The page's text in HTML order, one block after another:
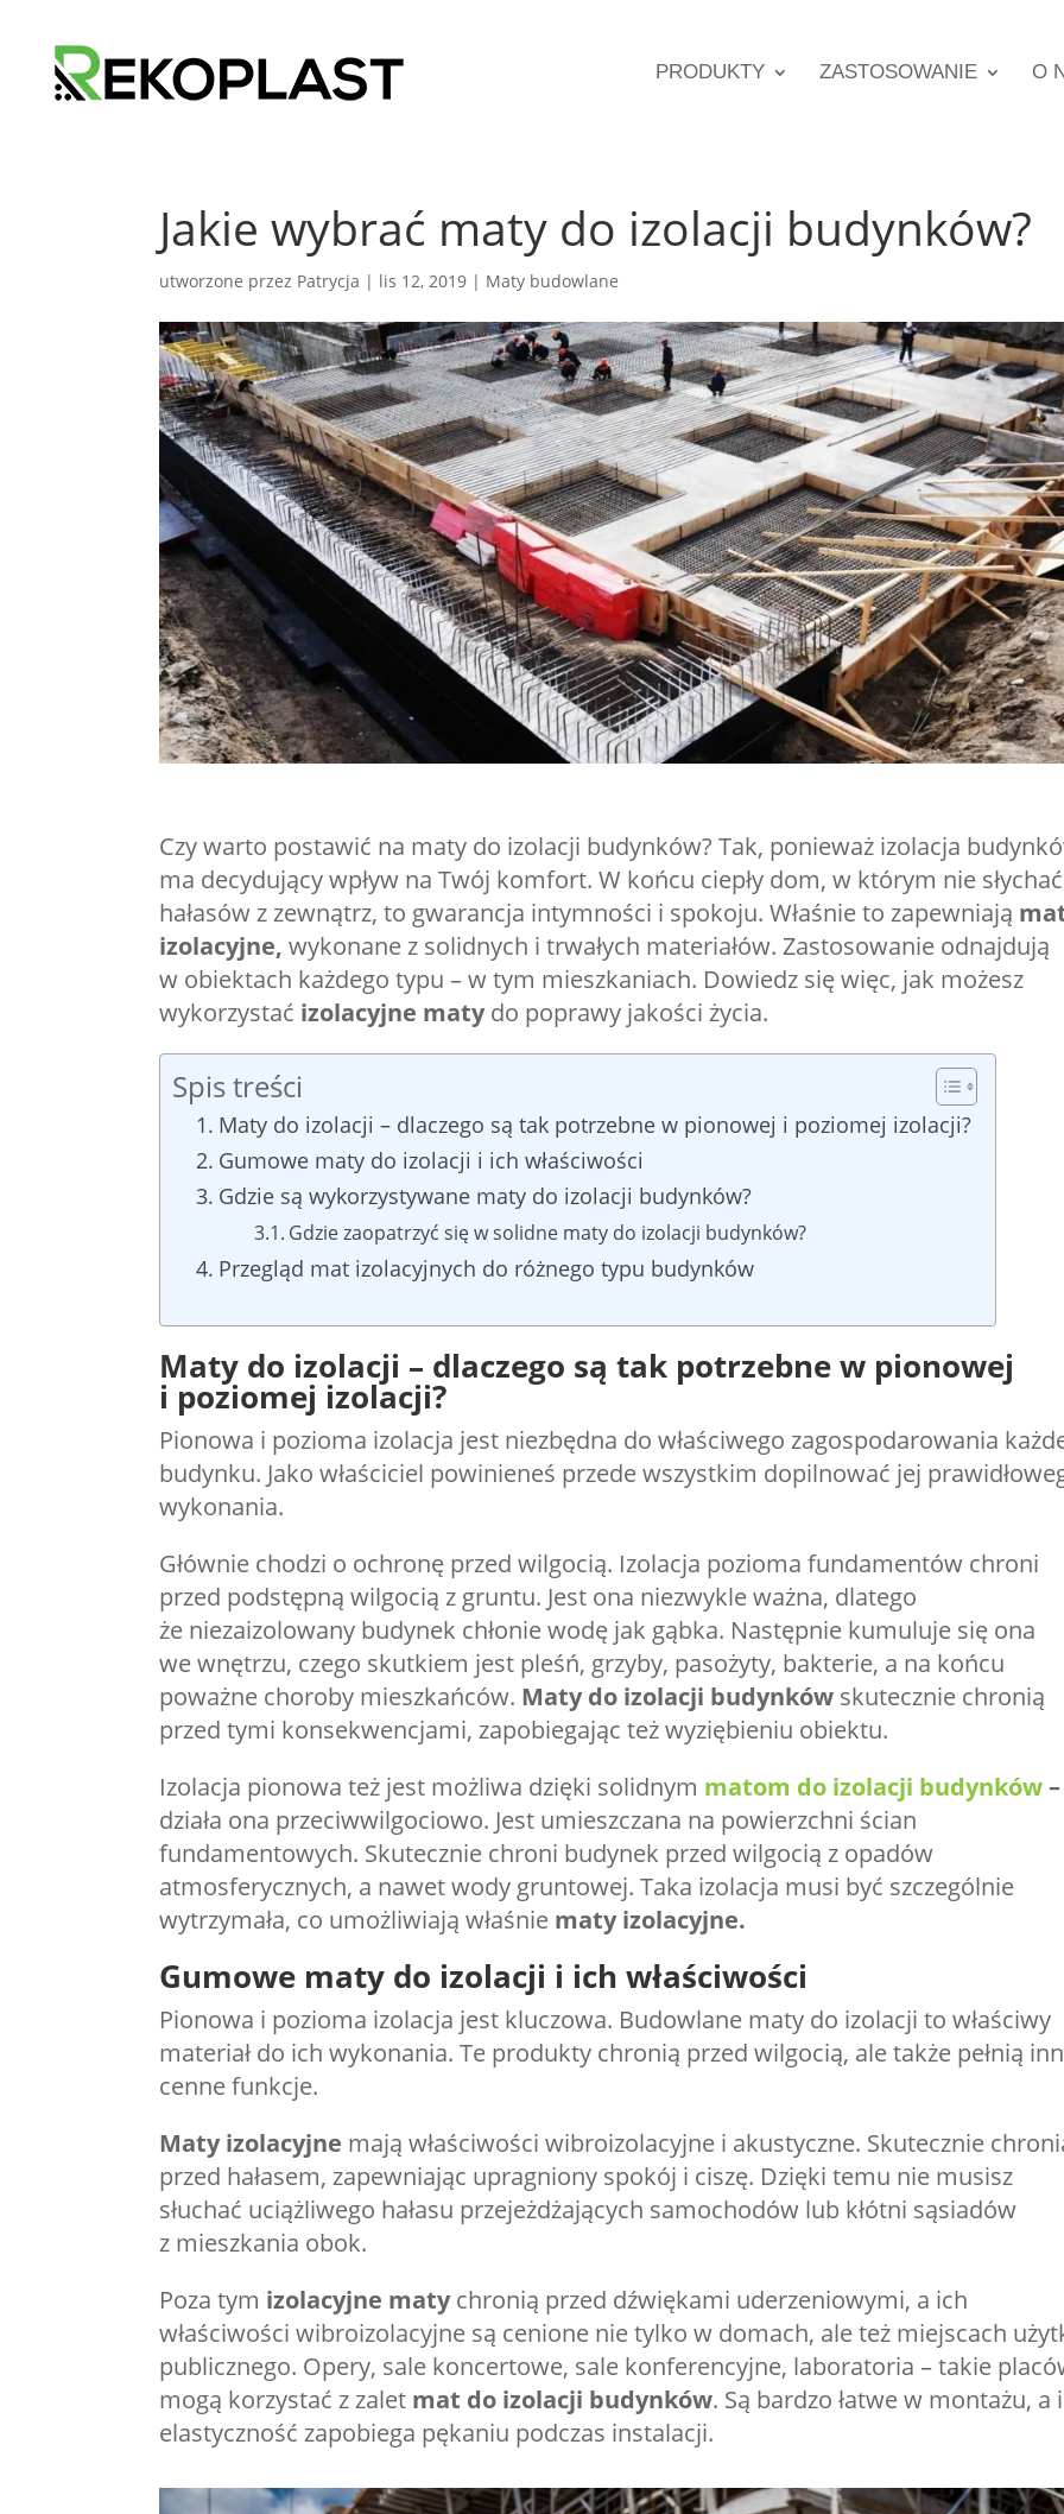
PRODUKTY ZASTOSOWANIE O
Jakie wybrać maty do izolacji budynków?
utworzone przez Patrycja | lis 12, 2019 | Maty budowlane
Czy warto postawić na maty do izolacji budynków? Tak, ponieważ izolacja
ma decydujący wpływ na Twój komfort. W końcu ciepły dom, w którym nie słychać
hałasów z zewnątrz, to gwarancja intymności i spokoju. Właśnie to zapewniają
izolacyjne,wykonane z solidnych i trwałych materiałów. Zastosowanie odnajdują
w obiektach każdego typu – w tym mieszkaniach. Dowiedz się więc, jak możesz
wykorzystać izolacyjne matydo poprawy jakości życia.
Spis treści
Maty do izolacji – dlaczego są tak potrzebne w pionowej i poziomej izolacji?
Gumowe maty do izolacji i ich właściwości
Gdzie są wykorzystywane maty do izolacji budynków?
Gdzie zaopatrzyć się w solidne maty do izolacji budynków?
Przegląd mat izolacyjnych do różnego typu budynków
Maty do izolacji – dlaczego są tak potrzebne w pionowej
i poziomej izolacji?
Pionowa i pozioma izolacja jest niezbędna do właściwego zagospodarowania
budynku. Jako właściciel powinieneś przede wszystkim dopilnować jej
wykonania.
Głównie chodzi o ochronę przed wilgocią. Izolacja pozioma fundamentów chroni
przed podstępną wilgocią z gruntu. Jest ona niezwykle ważna, dlatego
że niezaizolowany budynek chłonie wodę jak gąbka. Następnie kumuluje się ona
we wnętrzu, czego skutkiem jest pleśń, grzyby, pasożyty, bakterie, a na końcu
poważne choroby mieszkańców. Maty do izolacji budynków skutecznie chronią
przed tymi konsekwencjami, zapobiegając też wyziębieniu obiektu.
Izolacja pionowa też jest możliwa dzięki solidnym matom do izolacji budynków–
działa ona przeciwwilgociowo. Jest umieszczana na powierzchni ścian
fundamentowych. Skutecznie chroni budynek przed wilgocią z opadów
atmosferycznych, a nawet wody gruntowej. Taka izolacja musi być szczególnie
wytrzymała, co umożliwiają właśnie maty izolacyjne.
Gumowe maty do izolacji i ich właściwości
Pionowa i pozioma izolacja jest kluczowa. Budowlane maty do izolacji to właściwy
materiał do ich wykonania. Te produkty chronią przed wilgocią, ale także pełnią
cenne funkcje.
Maty izolacyjne mają właściwości wibroizolacyjne i akustyczne. Skutecznie
przed hałasem, zapewniając upragniony spokój i ciszę. Dzięki temu nie musisz
słuchać uciążliwego hałasu przejeżdżających samochodów lub kłótni sąsiadów
z mieszkania obok.
Poza tym izolacyjne matychronią przed dźwiękami uderzeniowymi, a ich
właściwości wibroizolacyjne są cenione nie tylko w domach, ale też miejscach
publicznego. Opery, sale koncertowe, sale konferencyjne, laboratoria – takie
mogą korzystać z zalet mat do izolacji budynków. Są bardzo łatwe w montażu, a
elastyczność zapobiega pękaniu podczas instalacji.